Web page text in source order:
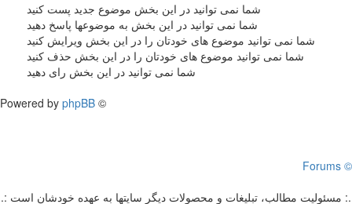
شما نمی توانید در این بخش موضوع جدید پست کنید
شما نمی توانید در این بخش به موضوعها پاسخ دهید
شما نمی توانید موضوع های خودتان را در این بخش ویرایش کنید
شما نمی توانید موضوع های خودتان را در این بخش حذف کنید
شما نمی توانید در این بخش رای دهید
Powered by phpBB ©
Forums ©
.: مسئوليت مطالب، تبليغات و محصولات ديگر سايتها به عهده خودشان است :.